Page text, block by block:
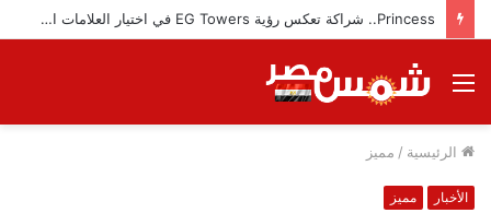
Princess.. شراكة تعكس رؤية EG Towers في اختيار العلامات التجارية المميزة
القائمة
الرئيسية / مميز
الأخبار مميز